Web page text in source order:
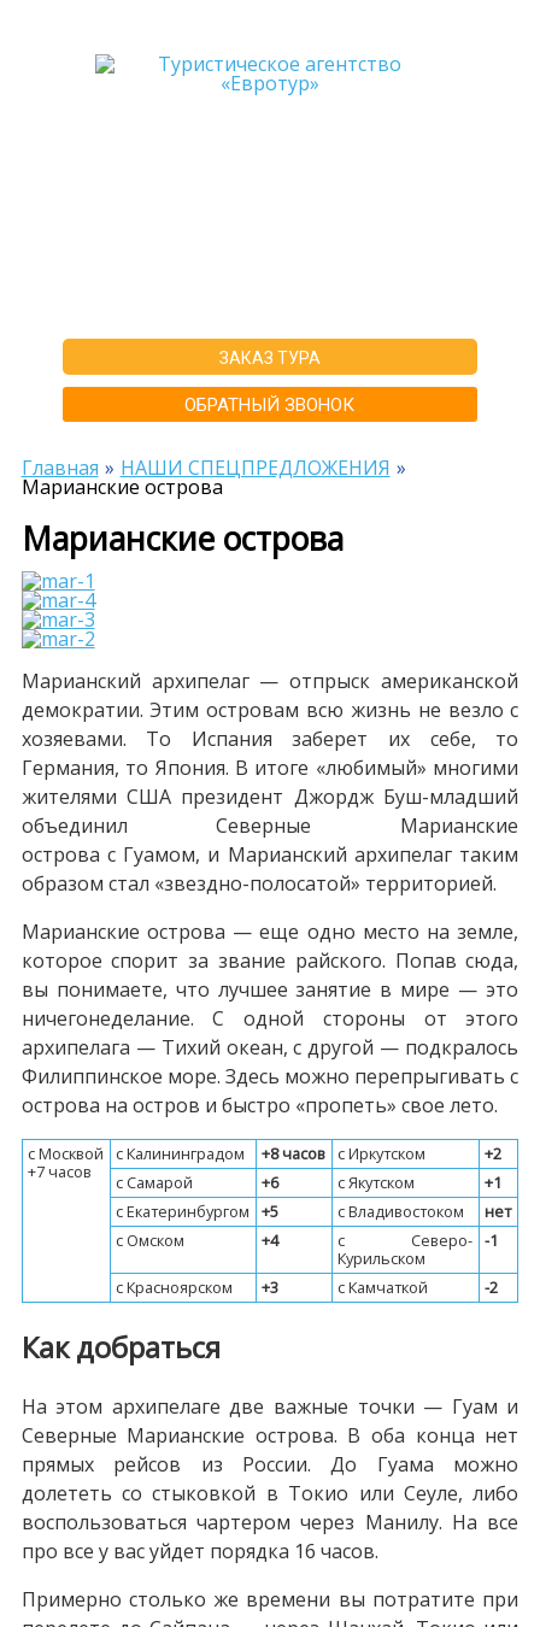
ЗАКАЗ ТУРА
ОБРАТНЫЙ ЗВОНОК
Главная НАШИ СПЕЦПРЕДЛОЖЕНИЯ
Марианские острова
Марианские острова
Марианский архипелаг — отпрыск американской
демократии. Этим островам всю жизнь не везло с
хозяевами. То Испания заберет их себе, то
Германия, то Япония. В итоге «любимый» многими
жителями США президент Джордж Буш-младший
объединил Северные Марианские
острова с Гуамом, и Марианский архипелаг таким
образом стал «звездно-полосатой» территорией.
Марианские острова — еще одно место на земле,
которое спорит за звание райского. Попав сюда,
вы понимаете, что лучшее занятие в мире — это
ничегонеделание. С одной стороны от этого
архипелага — Тихий океан, с другой — подкралось
Филиппинское море. Здесь можно перепрыгивать с
острова на остров и быстро «пропеть» свое лето.
c Москвой
+7 часов
c Калининградом +8 часов c Иркутском
+2
c Самарой
+6 c Якутском
+1
c Екатеринбургом
+5 c Владивостоком
нет
c Омском
+4
c Северо-
Курильском
-1
c Красноярском +3 c Камчаткой -2
Как добраться
На этом архипелаге две важные точки — Гуам и
Северные Марианские острова. В оба конца нет
прямых рейсов из России. До Гуама можно
долететь со стыковкой в Токио или Сеуле, либо
воспользоваться чартером через Манилу. На все
про все у вас уйдет порядка 16 часов.
Примерно столько же времени вы потратите при